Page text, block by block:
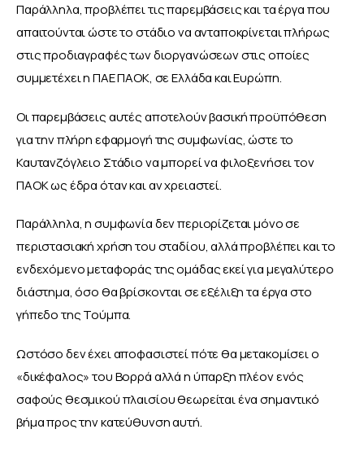
Παράλληλα, προβλέπει τις παρεμβάσεις και τα έργα που
απαιτούνται ώστε το στάδιο να ανταποκρίνεται πλήρως
στις προδιαγραφές των διοργανώσεων στις οποίες
συμμετέχει η ΠΑΕ ΠΑΟΚ, σε Ελλάδα και Ευρώπη.
Οι παρεμβάσεις αυτές αποτελούν βασική προϋπόθεση
για την πλήρη εφαρμογή της συμφωνίας, ώστε το
Καυτανζόγλειο Στάδιο να μπορεί να φιλοξενήσει τον
ΠΑΟΚ ως έδρα όταν και αν χρειαστεί.
Παράλληλα, η συμφωνία δεν περιορίζεται μόνο σε
περιστασιακή χρήση του σταδίου, αλλά προβλέπει και το
ενδεχόμενο μεταφοράς της ομάδας εκεί για μεγαλύτερο
διάστημα, όσο θα βρίσκονται σε εξέλιξη τα έργα στο
γήπεδο της Τούμπα.
Ωστόσο δεν έχει αποφασιστεί πότε θα μετακομίσει ο
«δικέφαλος» του Βορρά αλλά η ύπαρξη πλέον ενός
σαφούς θεσμικού πλαισίου θεωρείται ένα σημαντικό
βήμα προς την κατεύθυνση αυτή.